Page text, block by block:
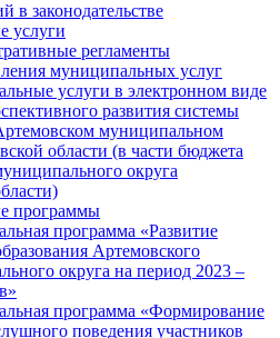
в законодательстве
услуги
регламенты
муниципальных услуг
услуги в электронном виде
развития системы
муниципальном
области (в части бюджета
округа
программы
программа «Развитие
Артемовского
округа на период 2023 –
программа «Формирование
поведения участников